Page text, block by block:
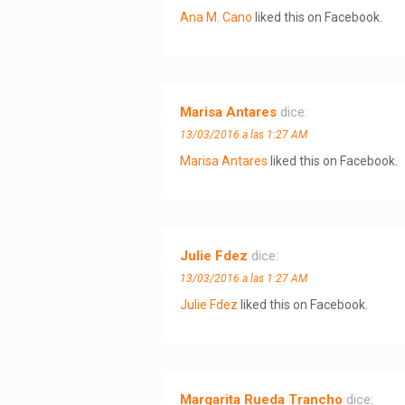
Ana M. Cano liked this on Facebook.
Marisa Antares dice:
13/03/2016 a las 1:27 AM
Marisa Antares liked this on Facebook.
Julie Fdez dice:
13/03/2016 a las 1:27 AM
Julie Fdez liked this on Facebook.
Margarita Rueda Trancho dice: